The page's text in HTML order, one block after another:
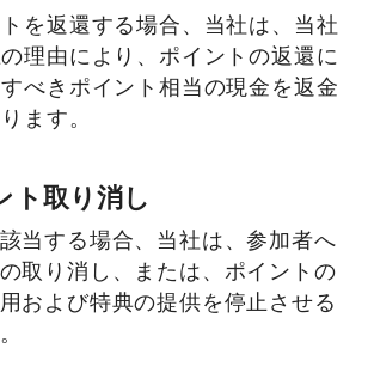
を返還する場合、当社は、当社
理由により、ポイントの返還に
べきポイント相当の現金を返金
ます。
ト取り消し
当する場合、当社は、参加者へ
取り消し、または、ポイントの
および特典の提供を停止させる